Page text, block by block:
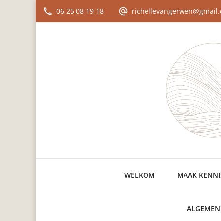
06 25 08 19 18
WELKOM MAAK